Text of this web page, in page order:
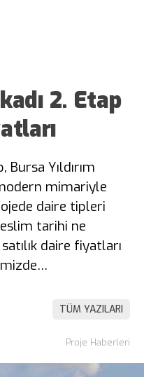
2. Etap
Yıldırım
mimariyle
daire tipleri
tarihi ne
daire fiyatları
TÜM YAZILARI
Proje Haberleri